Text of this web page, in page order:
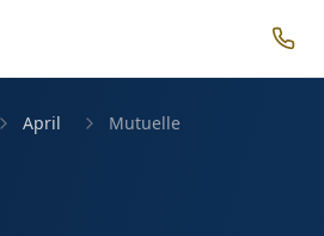
April Mutuelle